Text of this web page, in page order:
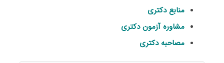
منابع دکتری
مشاوره آزمون دکتری
مصاحبه دکتری